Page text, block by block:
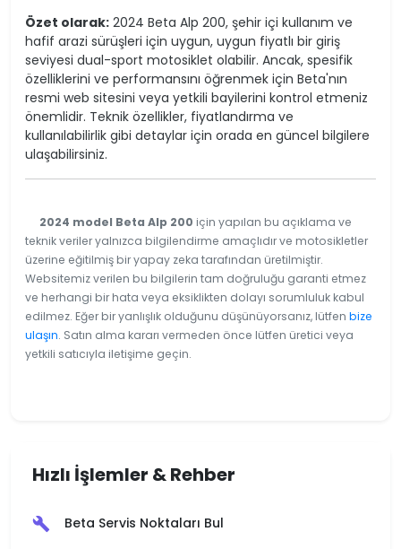
Özet olarak: 2024 Beta Alp 200, şehir içi kullanım ve
hafif arazi sürüşleri için uygun, uygun fiyatlı bir giriş
seviyesi dual-sport motosiklet olabilir. Ancak, spesifik
özelliklerini ve performansını öğrenmek için Beta'nın
resmi web sitesini veya yetkili bayilerini kontrol etmeniz
önemlidir. Teknik özellikler, fiyatlandırma ve
kullanılabilirlik gibi detaylar için orada en güncel bilgilere
ulaşabilirsiniz.
2024 model Beta Alp 200 için yapılan bu açıklama ve
teknik veriler yalnızca bilgilendirme amaçlıdır ve motosikletler
üzerine eğitilmiş bir yapay zeka tarafından üretilmiştir.
Websitemiz verilen bu bilgilerin tam doğruluğu garanti etmez
ve herhangi bir hata veya eksiklikten dolayı sorumluluk kabul
edilmez. Eğer bir yanlışlık olduğunu düşünüyorsanız, lütfen bize
ulaşın. Satın alma kararı vermeden önce lütfen üretici veya
yetkili satıcıyla iletişime geçin.
Hızlı İşlemler & Rehber
build Beta Servis Noktaları Bul